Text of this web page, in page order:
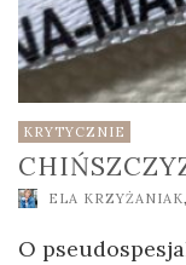
KRYTYCZNIE
ELA KRZYŻANIAK,
O